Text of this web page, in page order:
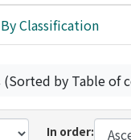
By Classification
by Table of
In order: